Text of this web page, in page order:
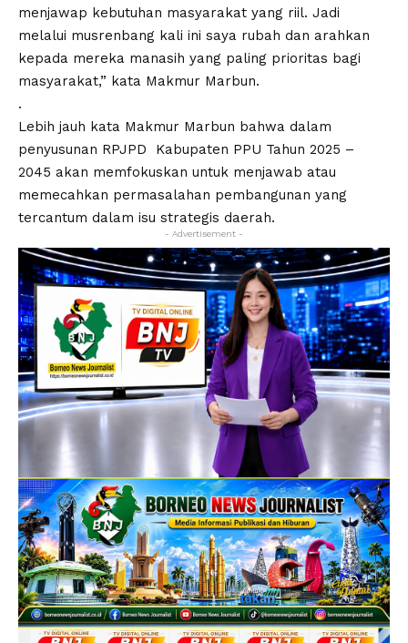
menjawap kebutuhan masyarakat yang riil. Jadi
melalui musrenbang kali ini saya rubah dan arahkan
kepada mereka manasih yang paling prioritas bagi
masyarakat,” kata Makmur Marbun.
.
Lebih jauh kata Makmur Marbun bahwa dalam
penyusunan RPJPD Kabupaten PPU Tahun 2025 –
2045 akan memfokuskan untuk menjawab atau
memecahkan permasalahan pembangunan yang
tercantum dalam isu strategis daerah.
- Advertisement -